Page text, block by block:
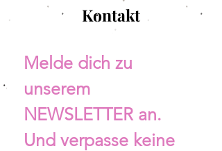
Kontakt
Melde dich zu
unserem
Und verpasse keine